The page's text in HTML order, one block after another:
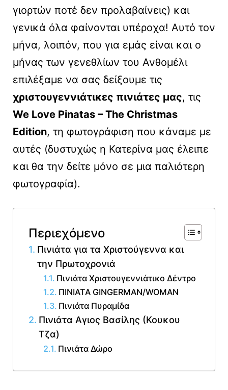
γιορτών ποτέ δεν προλαβαίνεις) και
γενικά όλα φαίνονται υπέροχα! Αυτό τον
μήνα, λοιπόν, που για εμάς είναι και ο
μήνας των γενεθλίων του Ανθομέλι
επιλέξαμε να σας δείξουμε τις
χριστουγεννιάτικες πινιάτες μας, τις
We Love Pinatas – The Christmas
Edition, τη φωτογράφιση που κάναμε με
αυτές (δυστυχώς η Κατερίνα μας έλειπε
και θα την δείτε μόνο σε μια παλιότερη
φωτογραφία).
Περιεχόμενο
Πινιάτα για τα Χριστούγεννα και
την Πρωτοχρονιά
Πινιάτα Χριστουγεννιάτικο Δέντρο
ΠΙΝΙΑΤΑ GINGERMAN/WOMAN
Πινιάτα Πυραμίδα
Πινιάτα Αγιος Βασίλης (Κουκου
Τζα)
Πινιάτα Δώρο